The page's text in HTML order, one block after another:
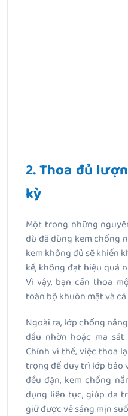
2. Thoa đủ
kỳ
Một trong những
dù đã dùng kem chống
kem không đủ sẽ khiến
kể, không đạt hiệu quả
Vì vậy, bạn cần thoa
toàn bộ khuôn mặt và
Ngoài ra, lớp chống
dầu nhờn hoặc ma
Chính vì thế, việc thoa
trọng để duy trì lớp bảo
đều đặn, kem chống
dụng liên tục, giúp da
giữ được vẻ sáng mịn